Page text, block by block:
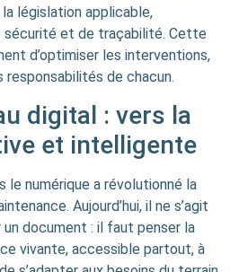
législation applicable,
sécurité et de traçabilité. Cette
d’optimiser les interventions,
responsabilités de chacun.
digital : vers la
et intelligente
le numérique a révolutionné la
Aujourd’hui, il ne s’agit
document : il faut penser la
vivante, accessible partout, à